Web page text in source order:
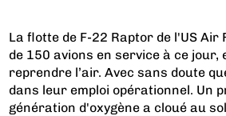
La flotte de F-22 Raptor de l'US Air
de 150 avions en service à ce jour,
reprendre l’air. Avec sans doute
dans leur emploi opérationnel. Un
génération d'oxygène a cloué au